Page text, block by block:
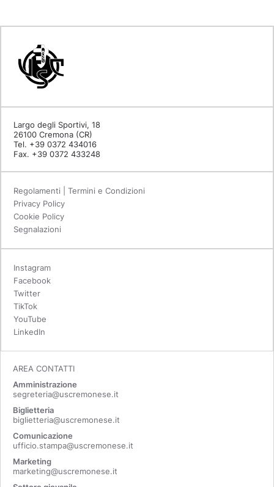
Largo degli Sportivi, 18
26100 Cremona (CR)
Tel. +39 0372 434016
Fax. +39 0372 433248
Regolamenti | Termini e Condizioni
Privacy Policy
Cookie Policy
Segnalazioni
Instagram
Facebook
Twitter
TikTok
YouTube
LinkedIn
AREA CONTATTI
Amministrazione
segreteria@uscremonese.it
Biglietteria
biglietteria@uscremonese.it
Comunicazione
ufficio.stampa@uscremonese.it
Marketing
marketing@uscremonese.it